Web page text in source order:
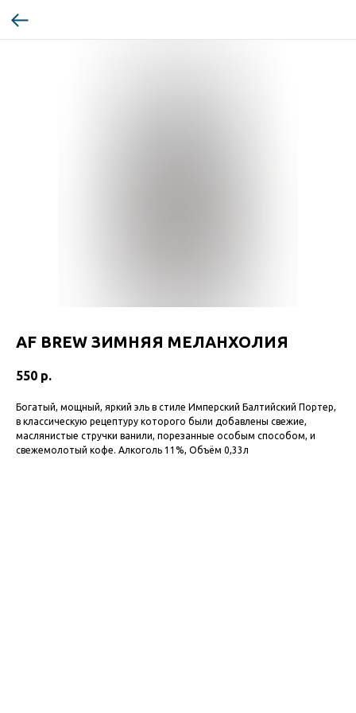
AF BREW ЗИМНЯЯ МЕЛАНХОЛИЯ
550 р.
Богатый, мощный, яркий эль в стиле Имперский Балтийский Портер,
в классическую рецептуру которого были добавлены свежие,
маслянистые стручки ванили, порезанные особым способом, и
свежемолотый кофе. Алкоголь 11%, Объём 0,33л